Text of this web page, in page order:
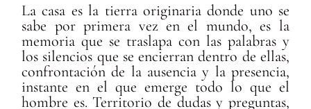
La casa es la tierra originaria donde uno se
sabe por primera vez en el mundo, es la
memoria que se traslapa con las palabras y
los silencios que se encierran dentro de ellas,
confrontación de la ausencia y la presencia,
instante en el que emerge todo lo que el
hombre es. Territorio de dudas y preguntas,